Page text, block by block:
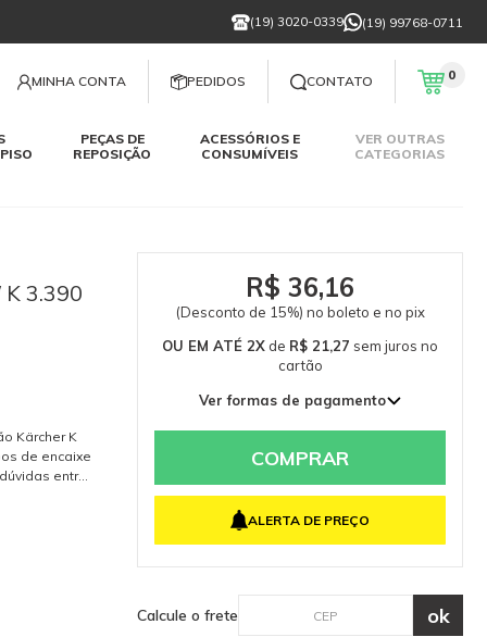
(19) 3020-0339 (19) 99768-0711
MINHA CONTA PEDIDOS CONTATO 0
PEÇAS DE
REPOSIÇÃO
ACESSÓRIOS E
CONSUMÍVEIS
VER OUTRAS
CATEGORIAS
K 3.390
Kärcher K
de encaixe
entre
versão da
R$ 36,16
(Desconto de 15%) no boleto e no pix
OU EM ATÉ 2X de R$ 21,27 sem juros no
cartão
Ver formas de pagamento
2x de R$ 21,27 sem juros
COMPRAR
ALERTA DE PREÇO
Calcule o frete